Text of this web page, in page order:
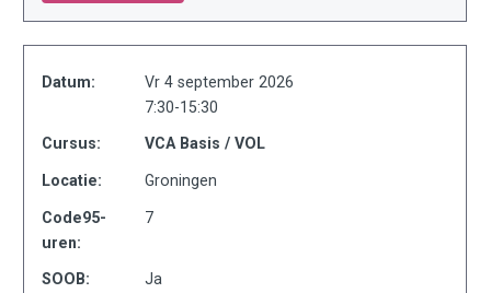
Datum:
Vr 4 september 2026
7:30-15:30
Cursus: VCA Basis / VOL
Locatie: Groningen
Code95-
uren:
7
SOOB: Ja